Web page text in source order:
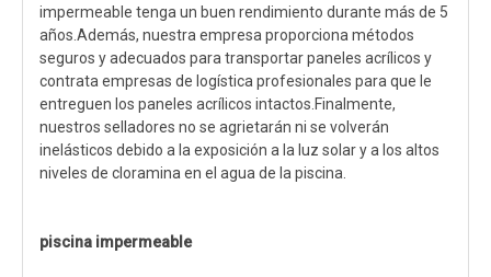
impermeable tenga un buen rendimiento durante más de 5
años.Además, nuestra empresa proporciona métodos
seguros y adecuados para transportar paneles acrílicos y
contrata empresas de logística profesionales para que le
entreguen los paneles acrílicos intactos.Finalmente,
nuestros selladores no se agrietarán ni se volverán
inelásticos debido a la exposición a la luz solar y a los altos
niveles de cloramina en el agua de la piscina.
piscina impermeable